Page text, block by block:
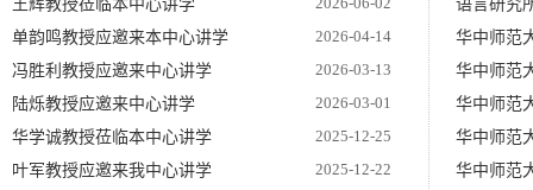
王辉教授莅临本中心讲学
单韵鸣教授应邀来本中心讲学
2026-04-14
冯胜利教授应邀来中心讲学
2026-03-13
陆烁教授应邀来中心讲学
2026-03-01
华学诚教授莅临本中心讲学
2025-12-25
叶军教授应邀来我中心讲学
2025-12-22
语言研究
华中师范
华中师范
华中师范
华中师范
华中师范